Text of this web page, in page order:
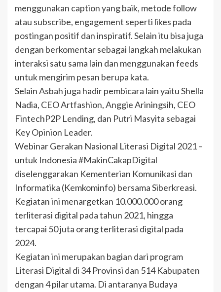
menggunakan caption yang baik, metode follow
atau subscribe, engagement seperti likes pada
postingan positif dan inspiratif. Selain itu bisa juga
dengan berkomentar sebagai langkah melakukan
interaksi satu sama lain dan menggunakan feeds
untuk mengirim pesan berupa kata.
Selain Asbah juga hadir pembicara lain yaitu Shella
Nadia, CEO Artfashion, Anggie Ariningsih, CEO
FintechP2P Lending, dan Putri Masyita sebagai
Key Opinion Leader.
Webinar Gerakan Nasional Literasi Digital 2021 –
untuk Indonesia #MakinCakapDigital
diselenggarakan Kementerian Komunikasi dan
Informatika (Kemkominfo) bersama Siberkreasi.
Kegiatan ini menargetkan 10.000.000 orang
terliterasi digital pada tahun 2021, hingga
tercapai 50 juta orang terliterasi digital pada
2024.
Kegiatan ini merupakan bagian dari program
Literasi Digital di 34 Provinsi dan 514 Kabupaten
dengan 4 pilar utama. Di antaranya Budaya